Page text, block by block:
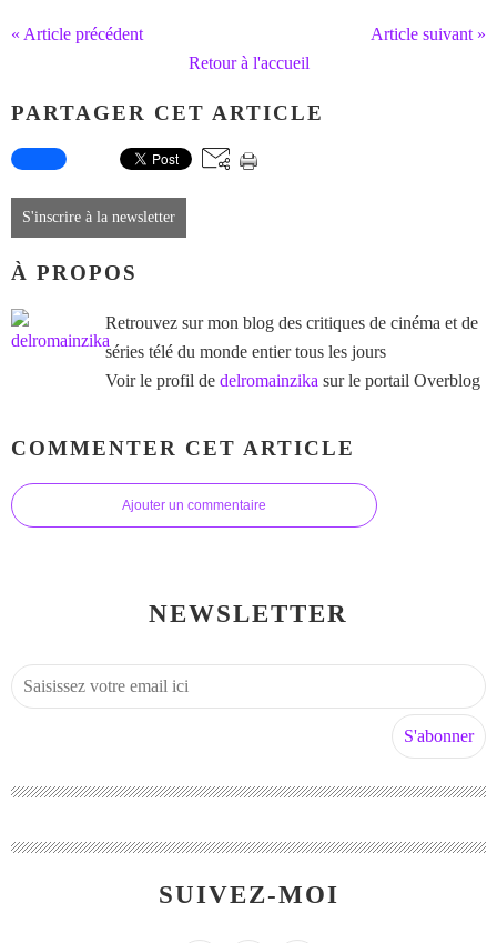
« Article précédent
Article suivant »
Retour à l'accueil
PARTAGER CET ARTICLE
S'inscrire à la newsletter
À PROPOS
Retrouvez sur mon blog des critiques de cinéma et de
séries télé du monde entier tous les jours
Voir le profil de delromainzika sur le portail Overblog
COMMENTER CET ARTICLE
Ajouter un commentaire
NEWSLETTER
SUIVEZ-MOI